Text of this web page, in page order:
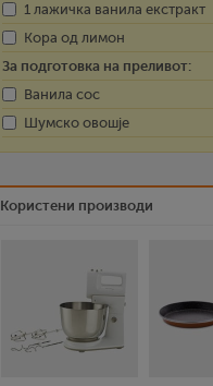
1 лажичка ванила екстракт
Кора од лимон
За подготовка на преливот:
Ванила сос
Шумско овошје
Користени производи